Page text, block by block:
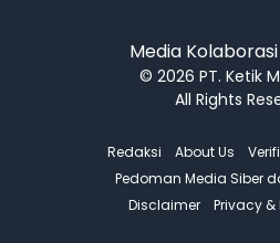
Media
© 2026 PT. Ketik
All Rights
Redaksi About Us
Pedoman Media Siber
Disclaimer
Privacy &